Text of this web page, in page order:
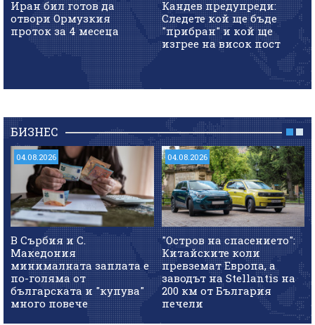
Иран бил готов да
отвори Ормузкия
проток за 4 месеца
Кандев предупреди:
Следете кой ще бъде
"прибран" и кой ще
изгрее на висок пост
БИЗНЕС
04.08.2026
В Сърбия и С.
Македония
минималната заплата е
по-голяма от
българската и "купува"
много повече
04.08.2026
"Остров на спасението":
Китайските коли
превземат Европа, а
заводът на Stellantis на
200 км от България
печели